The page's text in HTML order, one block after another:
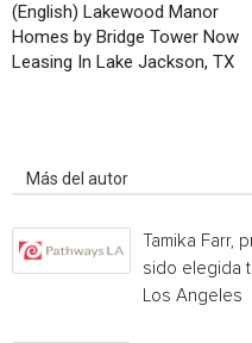
(English) Lakewood Manor
Homes by Bridge Tower Now
Leasing In Lake Jackson, TX
Más del autor
Tamika Farr,
sido elegida
Los Angeles